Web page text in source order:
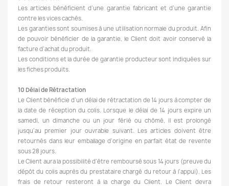
Les articles bénéficient d’une garantie fabricant et d’une garantie
contre les vices cachés.
Les garanties sont soumises à une utilisation normale du produit. Afin
de pouvoir bénéficier de la garantie, le Client doit avoir conservé la
facture d’achat du produit.
Les conditions et la durée de garantie producteur sont indiquées sur
les fiches produits.
10 Délai de Rétractation
Le Client bénéficie d’un délai de rétractation de 14 jours à compter de
la date de réception du colis. Lorsque le délai de 14 jours expire un
samedi, un dimanche ou un jour férié ou chômé, il est prolongé
jusqu’au premier jour ouvrable suivant. Les articles doivent être
retournés dans leur emballage d’origine en parfait état de revente
sous 28 jours.
Le Client aura la possibilité d’être remboursé sous 14 jours (preuve du
dépôt du colis auprès du prestataire chargé du retour à l’appui). Les
frais de retour resteront à la charge du Client. Le Client devra